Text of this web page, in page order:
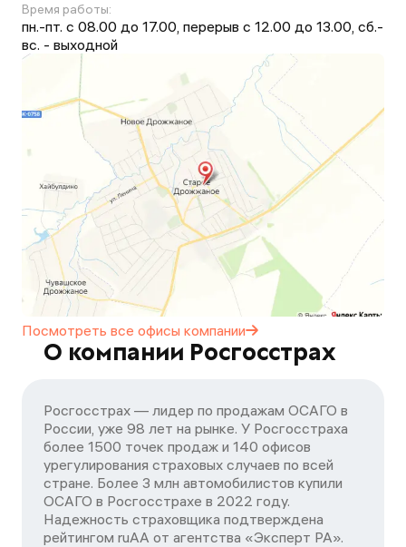
Время работы:
пн.-пт. с 08.00 до 17.00, перерыв с 12.00 до 13.00, сб.-
вс. - выходной
Посмотреть все офисы компании
О компании Росгосстрах
Росгосстрах — лидер по продажам ОСАГО в
России, уже 98 лет на рынке. У Росгосстраха
более 1500 точек продаж и 140 офисов
урегулирования страховых случаев по всей
стране. Более 3 млн автомобилистов купили
ОСАГО в Росгосстрахе в 2022 году.
Надежность страховщика подтверждена
рейтингом ruАА от агентства «Эксперт РА».